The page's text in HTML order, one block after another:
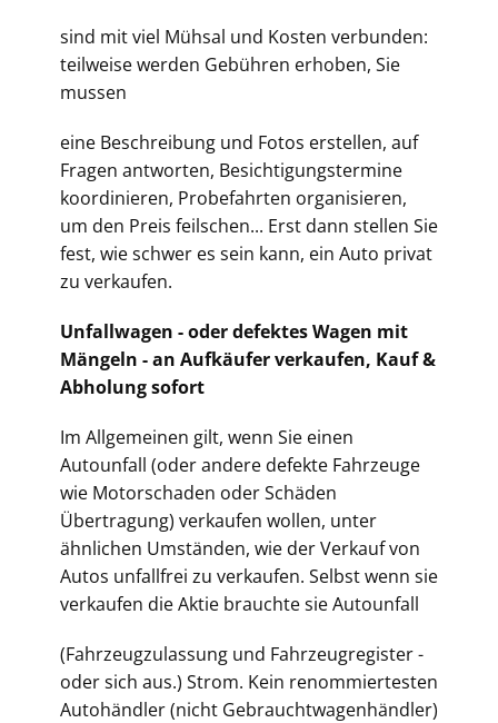
sind mit viel Mühsal und Kosten verbunden:
teilweise werden Gebühren erhoben, Sie
mussen
eine Beschreibung und Fotos erstellen, auf
Fragen antworten, Besichtigungstermine
koordinieren, Probefahrten organisieren,
um den Preis feilschen... Erst dann stellen Sie
fest, wie schwer es sein kann, ein Auto privat
zu verkaufen.
Unfallwagen - oder defektes Wagen mit
Mängeln - an Aufkäufer verkaufen, Kauf &
Abholung sofort
Im Allgemeinen gilt, wenn Sie einen
Autounfall (oder andere defekte Fahrzeuge
wie Motorschaden oder Schäden
Übertragung) verkaufen wollen, unter
ähnlichen Umständen, wie der Verkauf von
Autos unfallfrei zu verkaufen. Selbst wenn sie
verkaufen die Aktie brauchte sie Autounfall
(Fahrzeugzulassung und Fahrzeugregister -
oder sich aus.) Strom. Kein renommiertesten
Autohändler (nicht Gebrauchtwagenhändler)